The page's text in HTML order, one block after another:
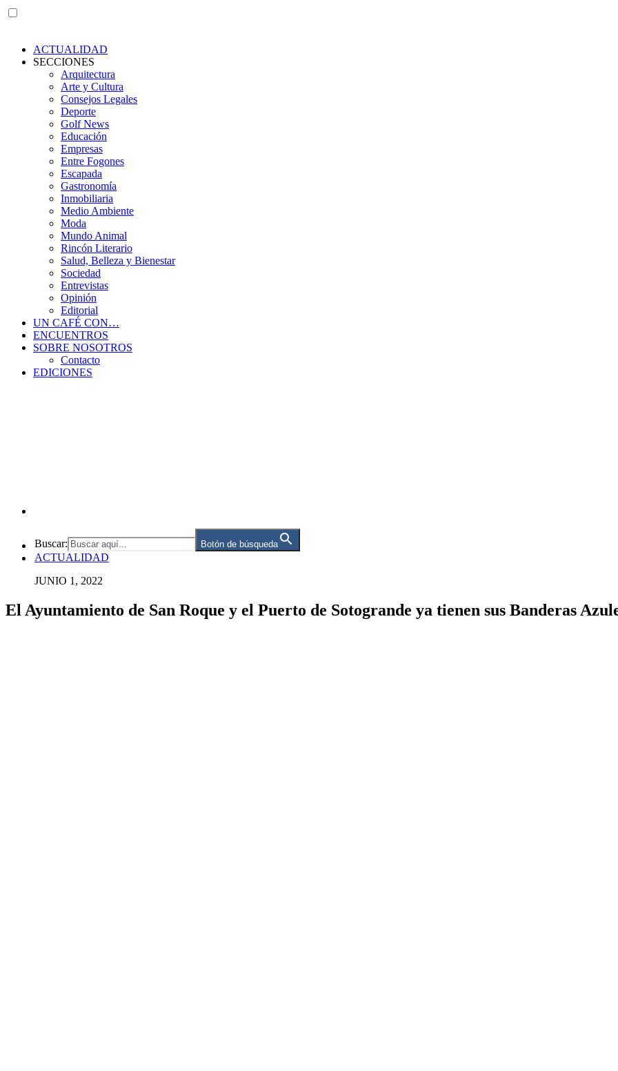
ACTUALIDAD
SECCIONES
Arquitectura
Arte y Cultura
Consejos Legales
Deporte
Golf News
Educación
Empresas
Entre Fogones
Escapada
Gastronomía
Inmobiliaria
Medio Ambiente
Moda
Mundo Animal
Rincón Literario
Salud, Belleza y Bienestar
Sociedad
Entrevistas
Opinión
Editorial
UN CAFÉ CON…
ENCUENTROS
SOBRE NOSOTROS
Contacto
EDICIONES
Buscar: Botón de búsqueda
ACTUALIDAD
JUNIO 1, 2022
El Ayuntamiento de San Roque y el Puerto de Sotogrande ya tienen sus Banderas